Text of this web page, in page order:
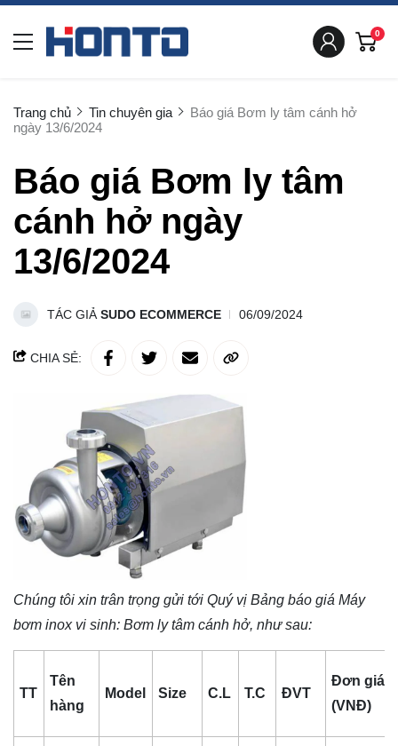
0
Trang chủ Tin chuyên gia
Báo giá Bơm ly tâm cánh hở
ngày 13/6/2024
Báo giá Bơm ly tâm
cánh hở ngày
13/6/2024
TÁC GIẢ SUDO ECOMMERCE 06/09/2024
CHIA SẺ:
Chúng tôi xin trân trọng gửi tới Quý vị Bảng báo giá Máy
bơm inox vi sinh: Bơm ly tâm cánh hở, như sau:
TT
Tên
hàng
Model Size C.L T.C ĐVT
Đơn giá
(VNĐ)